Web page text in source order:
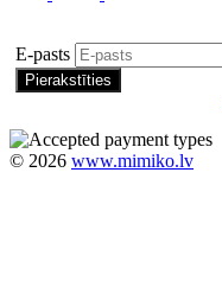
E-pasts
© 2026 www.mimiko.lv